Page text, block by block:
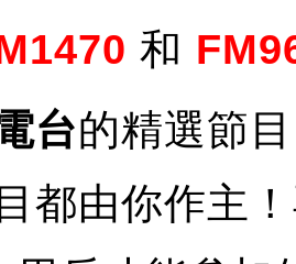
和
台的精選節
都由你作主